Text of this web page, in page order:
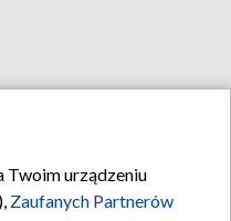
Twoim urządzeniu
Zaufanych Partnerów